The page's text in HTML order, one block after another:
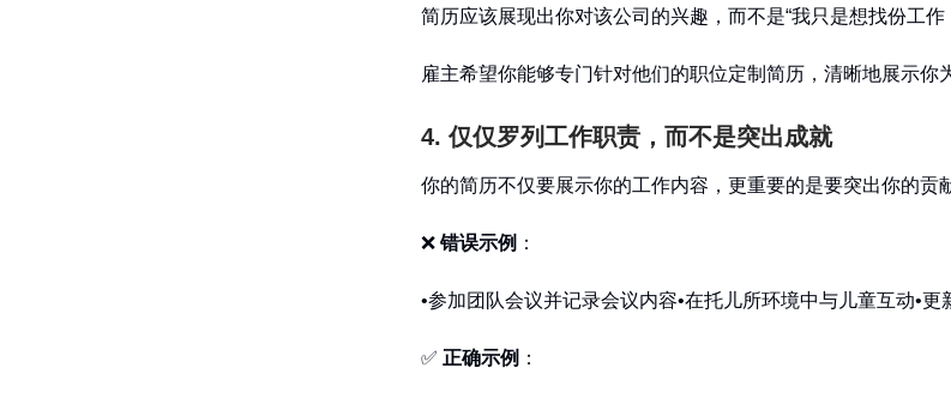
简历应该展现出你对该公司的兴趣，而不是“我只是想找份工作
雇主希望你能够专门针对他们的职位定制简历，清晰地展示你
4. 仅仅罗列工作职责，而不是突出成就
你的简历不仅要展示你的工作内容，更重要的是要突出你的贡
❌ 错误示例 ：
•参加团队会议并记录会议内容•在托儿所环境中与儿童互动•更
✅ 正确示例 ：